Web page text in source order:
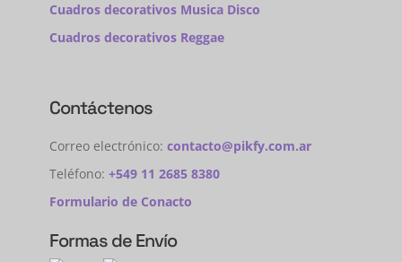
Cuadros decorativos Musica Disco
Cuadros decorativos Reggae
Contáctenos
Correo electrónico: contacto@pikfy.com.ar
Teléfono: +549 11 2685 8380
Formulario de Conacto
Formas de Envío